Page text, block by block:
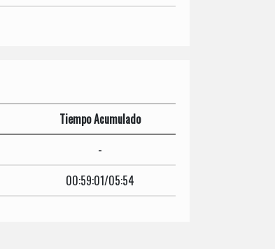
Tiempo Acumulado
-
00:59:01/05:54